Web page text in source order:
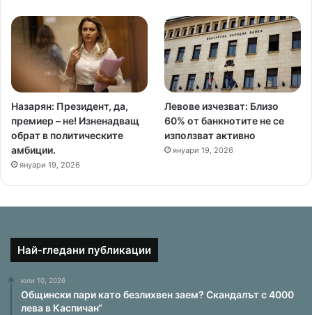
Назарян: Президент, да,
премиер – не! Изненадващ
обрат в политическите
амбиции.
януари 19, 2026
Левове изчезват: Близо
60% от банкнотите не се
използват активно
януари 19, 2026
Най-гледани публикации
юли 10, 2026
Общински пари като безлихвен заем? Скандалът с 4000
лева в Каспичан“